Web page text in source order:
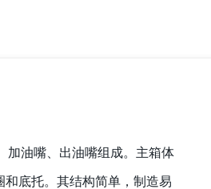
加油嘴、出油嘴组成。主箱体
底托。其结构简单，制造易